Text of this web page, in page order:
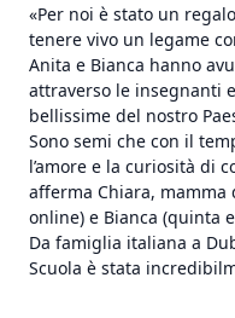
«Per noi è stato un
tenere vivo un legame
Anita e Bianca hanno
attraverso le insegnanti
bellissime del nostro
Sono semi che con il
l’amore e la curiosità di
afferma Chiara, mamma
online) e Bianca (quinta
Da famiglia italiana a
Scuola è stata